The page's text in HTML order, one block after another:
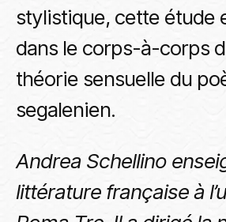
stylistique, cette étude
dans le corps-à-corps
théorie sensuelle du
segalenien.
Andrea Schellino
littérature française à